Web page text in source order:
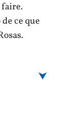
faire.
ce que